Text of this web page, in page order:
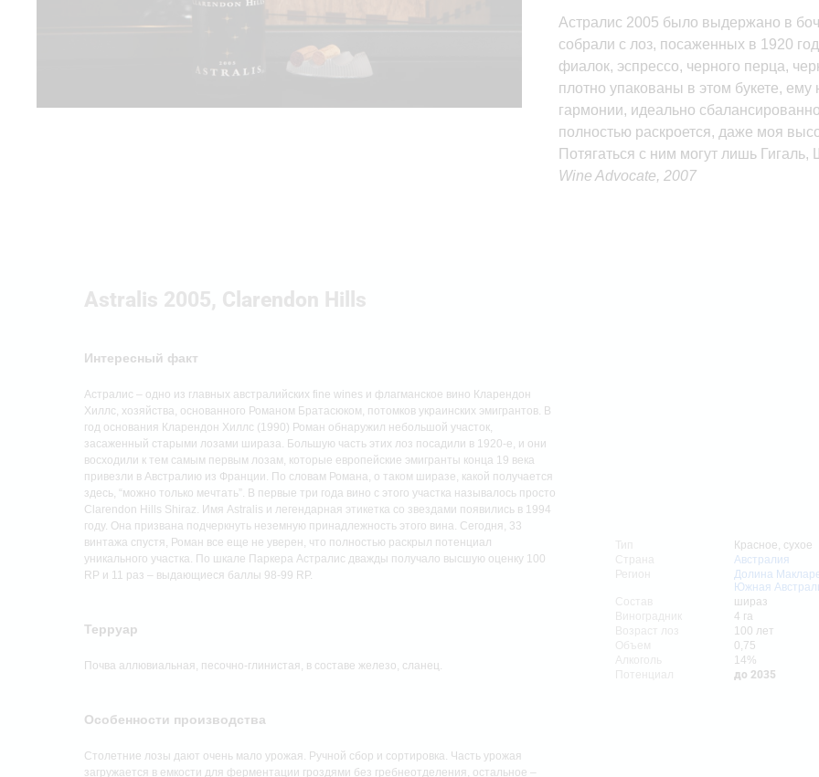
Астралис 2005 было выдержано в
собрали с лоз, посаженных в 1920
фиалок, эспрессо, черного перца,
плотно упакованы в этом букете,
гармонии, идеально
полностью раскроется, даже моя
Потягаться с ним могут лишь
Wine Advocate, 2007
Astralis 2005, Clarendon Hills
Интересный факт
Астралис – одно из главных австралийских fine wines и флагманское вино Кларендон
Хиллс, хозяйства, основанного Романом Братасюком, потомков украинских эмигрантов. В
год основания Кларендон Хиллс (1990) Роман обнаружил небольшой участок,
засаженный старыми лозами шираза. Большую часть этих лоз посадили в 1920-е, и они
восходили к тем самым первым лозам, которые европейские эмигранты конца 19 века
привезли в Австралию из Франции. По словам Романа, о таком ширазе, какой получается
здесь, “можно только мечтать”. В первые три года вино с этого участка называлось просто
Clarendon Hills Shiraz. Имя Astralis и легендарная этикетка со звездами появились в 1994
году. Она призвана подчеркнуть неземную принадлежность этого вина. Сегодня, 33
винтажа спустя, Роман все еще не уверен, что полностью раскрыл потенциал
уникального участка. По шкале Паркера Астралис дважды получало высшую оценку 100
RP и 11 раз – выдающиеся баллы 98-99 RP.
Терруар
Почва аллювиальная, песочно-глинистая, в составе железо, сланец.
Особенности производства
Столетние лозы дают очень мало урожая. Ручной сбор и сортировка. Часть урожая
загружается в емкости для ферментации гроздями без гребнеотделения, остальное –
Тип
Красное, сухое
Страна
Австралия
Регион
Долина
Южная
Состав
шираз
Виноградник
4 га
Возраст лоз
100 лет
Объем
0,75
Алкоголь
14%
Потенциал
до 2035